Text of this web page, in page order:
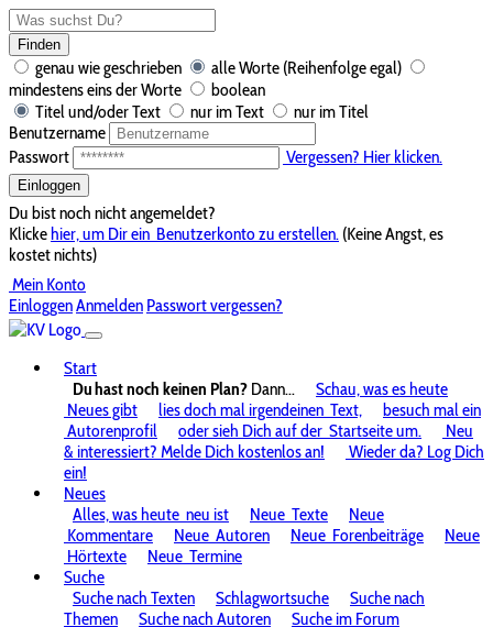
Finden
genau wie geschrieben
alle Worte (Reihenfolge egal)
mindestens eins der Worte
boolean
Titel und/oder Text
nur im Text
nur im Titel
Benutzername
Passwort
Vergessen? Hier klicken.
Einloggen
Du bist noch nicht angemeldet?
Klickehier, um Dir ein Benutzerkonto zu erstellen. (Keine Angst, es
kostet nichts)
Mein Konto
EinloggenAnmelden Passwort vergessen?
Start
Du hast noch keinen Plan? Dann...
Schau, was es heute
Neues gibt
lies doch mal irgendeinen Text,
besuch mal ein
Autorenprofil
oder sieh Dich auf der Startseite um.
Neu
& interessiert? Melde Dich kostenlos an!
Wieder da? Log Dich
ein!
Neues
Alles, was heute neu ist Neue Texte
Neue
Kommentare
Neue Autoren Neue Forenbeiträge
Neue
Hörtexte
Neue Termine
Suche
Suche nach Texten
Schlagwortsuche
Suche nach
Themen
Suche nach Autoren
Suche im Forum